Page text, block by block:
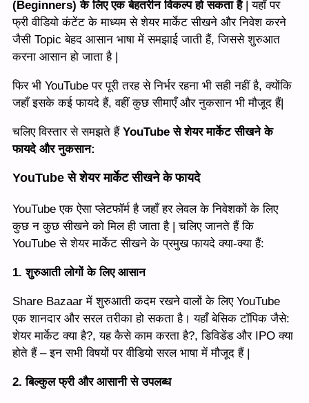
(Beginners) के लिए एक बेहतरीन विकल्प हो सकता है| यहाँ पर
फ्री वीडियो कंटेंट के माध्यम से शेयर मार्केट सीखने और निवेश करने
जैसी Topic बेहद आसान भाषा में समझाई जाती हैं, जिससे शुरुआत
करना आसान हो जाता है |
फिर भी YouTube पर पूरी तरह से निर्भर रहना भी सही नहीं है, क्योंकि
जहाँ इसके कई फायदे हैं, वहीं कुछ सीमाएँ और नुकसान भी मौजूद हैं|
चलिए विस्तार से समझते हैं YouTube से शेयर मार्केट सीखने के
फायदे और नुकसान:
YouTube से शेयर मार्केट सीखने के फायदे
YouTube एक ऐसा प्लेटफॉर्म है जहाँ हर लेवल के निवेशकों के लिए
कुछ न कुछ सीखने को मिल ही जाता है | चलिए जानते हैं कि
YouTube से शेयर मार्केट सीखने के प्रमुख फायदे क्या-क्या हैं:
1. शुरुआती लोगों के लिए आसान
Share Bazaar में शुरुआती कदम रखने वालों के लिए YouTube
एक शानदार और सरल तरीका हो सकता है। यहाँ बेसिक टॉपिक जैसे:
शेयर मार्केट क्या है?, यह कैसे काम करता है?, डिविडेंड और IPO क्या
होते हैं – इन सभी विषयों पर वीडियो सरल भाषा में मौजूद हैं |
2. बिल्कुल फ्री और आसानी से उपलब्ध